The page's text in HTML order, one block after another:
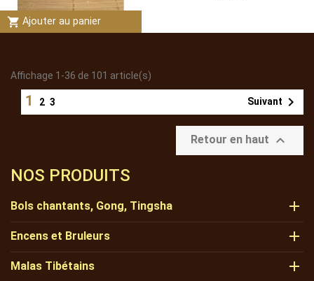
NOS PRODUITS
Bols chantants, Gong, Tingsha 
Encens et Bruleurs 
Malas Tibétains 
shopping_cart Ajouter au panier
Affichage 1-36 de 101 article(s)
1 2 3 Suivant 
Retour en haut 